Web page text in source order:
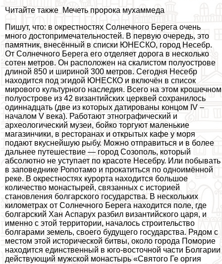
Читайте также Мечеть пророка мухаммеда
Пишут, что: в окрестностях Солнечного Берега очень
много достопримечательностей. В первую очередь, это
памятник, внесённый в списки ЮНЕСКО, город Несебр.
От Солнечного Берега его отделяет дорога в несколько
сотен метров. Он расположен на скалистом полуострове
длиной 850 и шириной 300 метров. Сегодня Несебр
находится под эгидой ЮНЕСКО и включён в список
мирового культурного наследия. Всего на этом крошечном
полуострове из 42 византийских церквей сохранилось
одиннадцать (две из которых датированы концом IV –
началом V века). Работают этнографический и
археологический музеи, бойко торгуют маленькие
магазинчики, в ресторанах и открытых кафе у моря
подают вкуснейшую рыбу. Можно отправиться и в более
дальнее путешествие — город Созополь, который
абсолютно не уступает по красоте Несебру. Или побывать
в заповеднике Ропотамо и прокатиться по одноимённой
реке. В окрестностях курорта находится большое
количество монастырей, связанных с историей
становления болгарского государства. В нескольких
километрах от Солнечного Берега находится поле, где
болгарский Хан Аспарух разбил византийского царя, и
именно с этой территории, началось строительство
болгарами земель, своего будущего государства. Рядом с
местом этой исторической битвы, около города Поморие
находится единственный в юго-восточной части Болгарии
действующий мужской монастырь «Святого Ге opгия